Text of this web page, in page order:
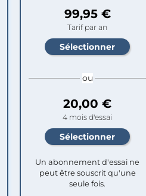
99,95 €
Tarif par an
ou
20,00 €
4 mois d'essai
Un abonnement d'essai ne
peut être souscrit qu'une
seule fois.​